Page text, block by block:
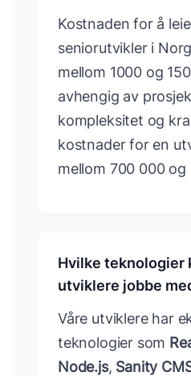
Kostnaden for å
seniorutvikler i
mellom 1000 og
avhengig av
kompleksitet og
kostnader for en
mellom 700 000 og
Hvilke teknologier
utviklere jobbe
Våre utviklere har
teknologier som
Node.js, Sanity